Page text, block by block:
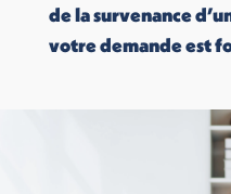
de la survenance
votre demande est